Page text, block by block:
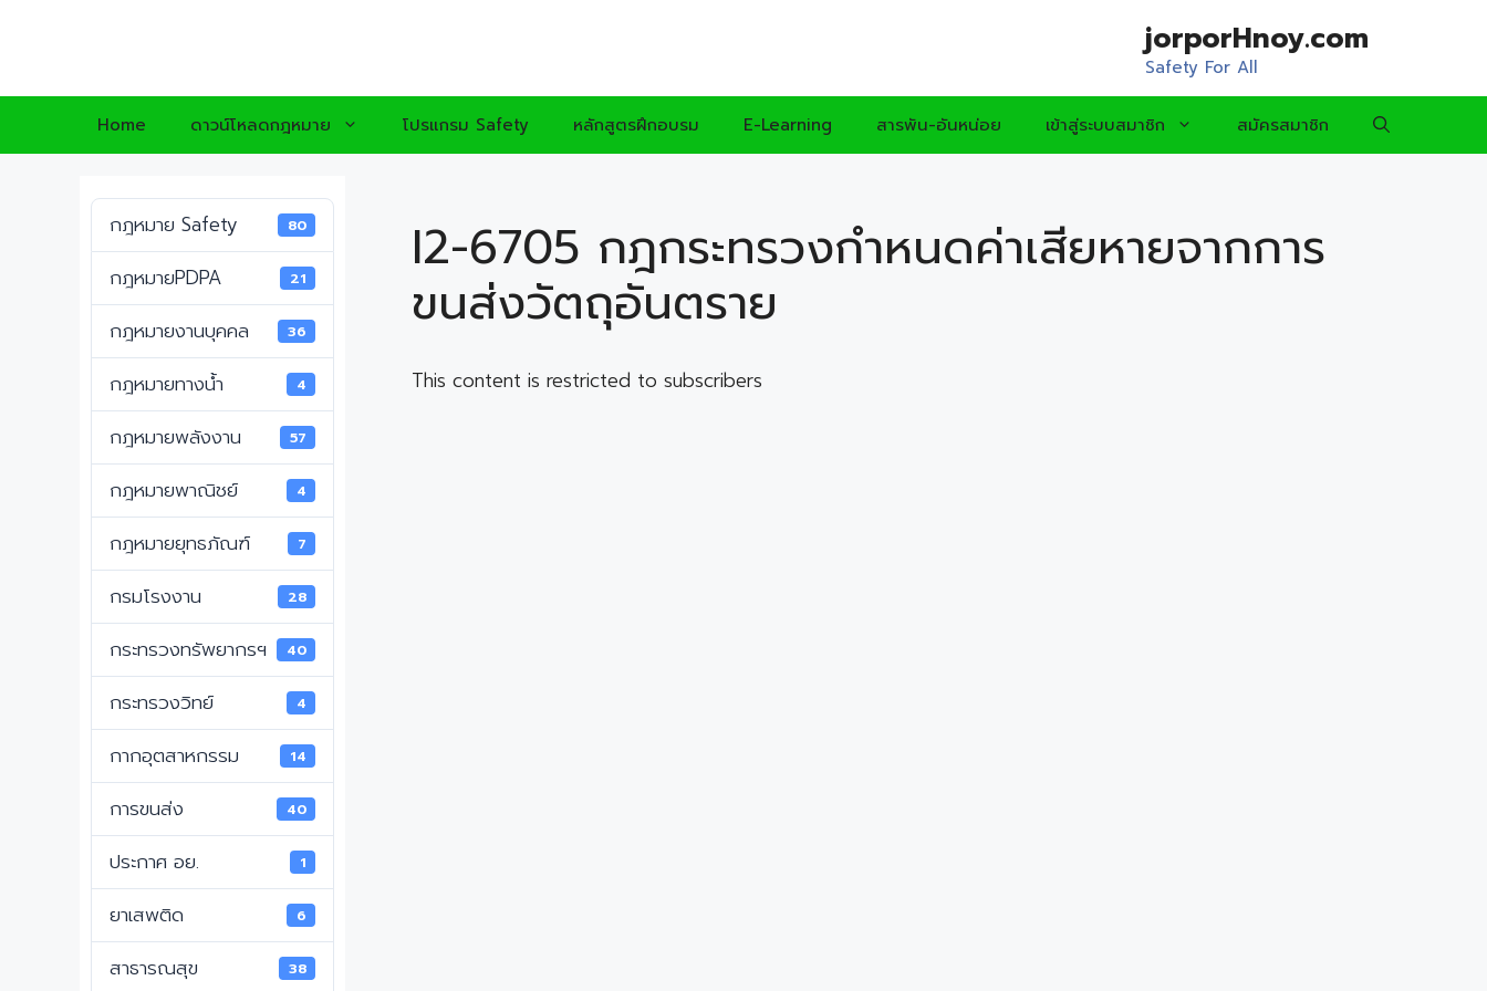
jorporHnoy.com
Safety For All
Home ดาวน์โหลดกฎหมาย โปรแกรม Safety หลักสูตรฝึกอบรม E-Learning สารพัน-อันหน่อย เข้าสู่ระบบสมาชิก สมัครสมาชิก
I2-6705 กฎกระทรวงกำหนดค่าเสียหายจากการ
ขนส่งวัตถุอันตราย
This content is restricted to subscribers
กฎหมาย Safety 80
กฎหมายPDPA 21
กฎหมายงานบุคคล 36
กฎหมายทางน้ำ 4
กฎหมายพลังงาน 57
กฎหมายพาณิชย์ 4
กฎหมายยุทธภัณฑ์ 7
กรมโรงงาน 28
กระทรวงทรัพยากรฯ 40
กระทรวงวิทย์ 4
กากอุตสาหกรรม 14
การขนส่ง 40
ประกาศ อย. 1
ยาเสพติด 6
สาธารณสุข 38